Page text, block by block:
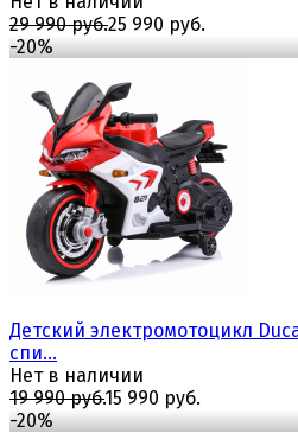
избранноесравнить
29 990 руб.25 990 руб.
-20%
Детский электромотоцикл
спи...
Нет в наличии
19 990 руб.15 990 руб.
-20%